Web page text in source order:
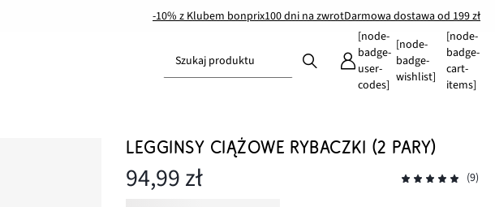
-10% z Klubem bonprix100 dni na zwrotDarmowa dostawa od 199 zł
Szukaj produktu
[node-
badge-
user-
codes]
[node-
badge-
wishlist]
[node-
badge-
cart-
items]
LEGGINSY CIĄŻOWE RYBACZKI (2 PARY)
94,99 zł (9)